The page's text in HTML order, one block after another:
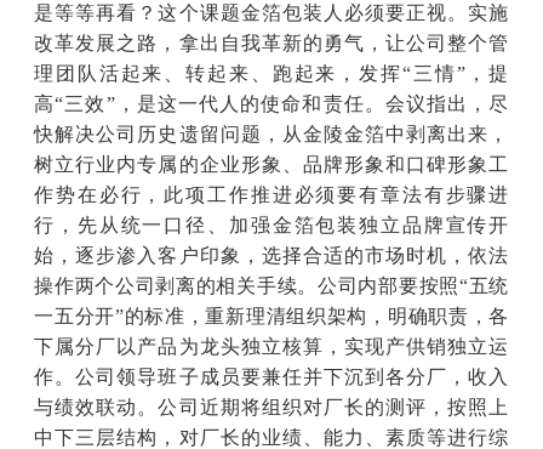
是等等再看？这个课题金箔包装人必须要正视。实施
改革发展之路，拿出自我革新的勇气，让公司整个管
理团队活起来、转起来、跑起来，发挥“三情”，提
高“三效”，是这一代人的使命和责任。会议指出，尽
快解决公司历史遗留问题，从金陵金箔中剥离出来，
树立行业内专属的企业形象、品牌形象和口碑形象工
作势在必行，此项工作推进必须要有章法有步骤进
行，先从统一口径、加强金箔包装独立品牌宣传开
始，逐步渗入客户印象，选择合适的市场时机，依法
操作两个公司剥离的相关手续。公司内部要按照“五统
一五分开”的标准，重新理清组织架构，明确职责，各
下属分厂以产品为龙头独立核算，实现产供销独立运
作。公司领导班子成员要兼任并下沉到各分厂，收入
与绩效联动。公司近期将组织对厂长的测评，按照上
中下三层结构，对厂长的业绩、能力、素质等进行综